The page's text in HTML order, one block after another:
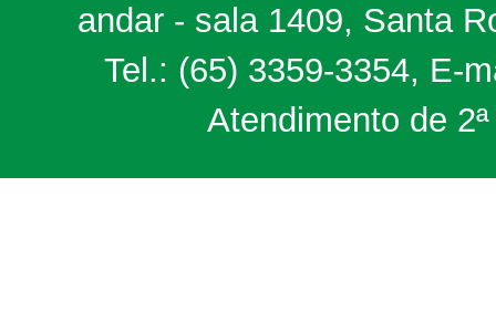
andar - sala 1409, Santa
Tel.: (65) 3359-3354, E-
Atendimento de